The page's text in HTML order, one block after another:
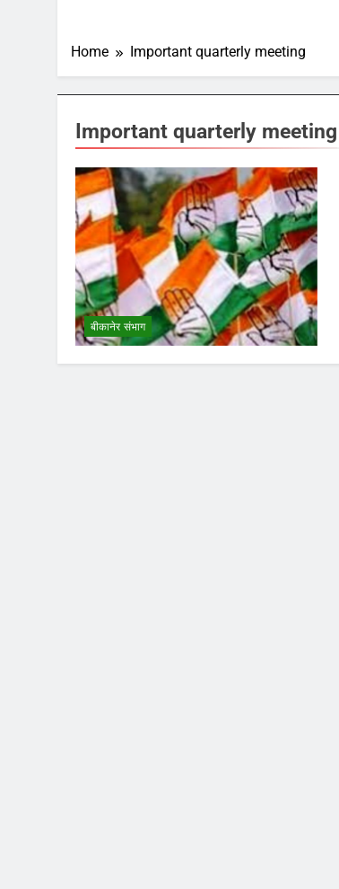
Home Important quarterly meeting
Important quarterly meeting
बीकानेर संभाग